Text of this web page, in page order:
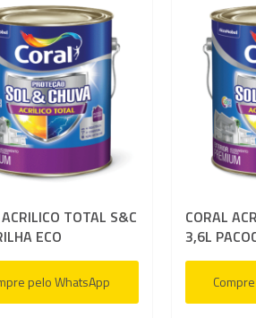
TOTAL S&C
ECO
pelo WhatsApp
à
lista
de
desejos
para
CORAL
3,6L